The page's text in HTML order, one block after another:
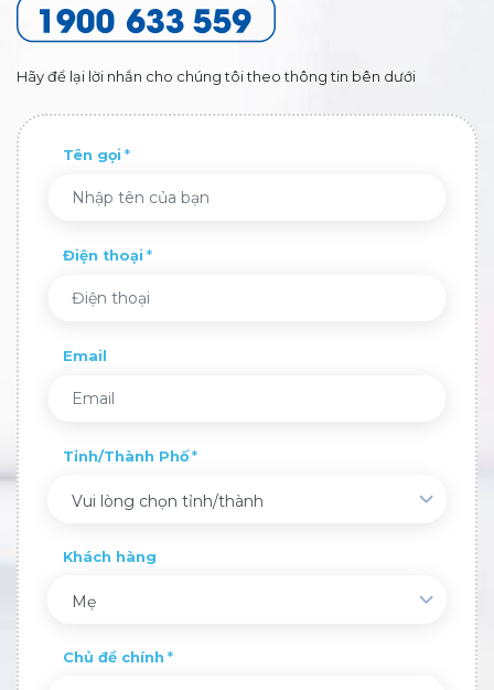
Hãy để lại lời nhắn cho chúng tôi theo thông tin bên dưới
Tên gọi
Điện thoại
Email
Tỉnh/Thành Phố
Vui lòng chọn tỉnh/thành
Khách hàng
Mẹ
Chủ đề chính